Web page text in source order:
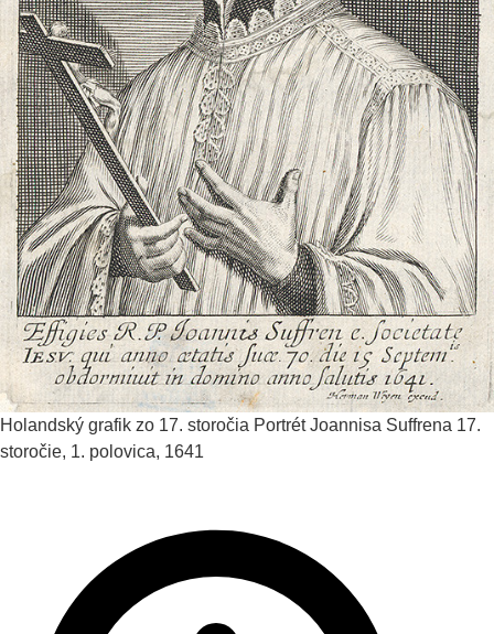
Holandský grafik zo 17. storočia Portrét Joannisa Suffrena 17.
storočie, 1. polovica, 1641